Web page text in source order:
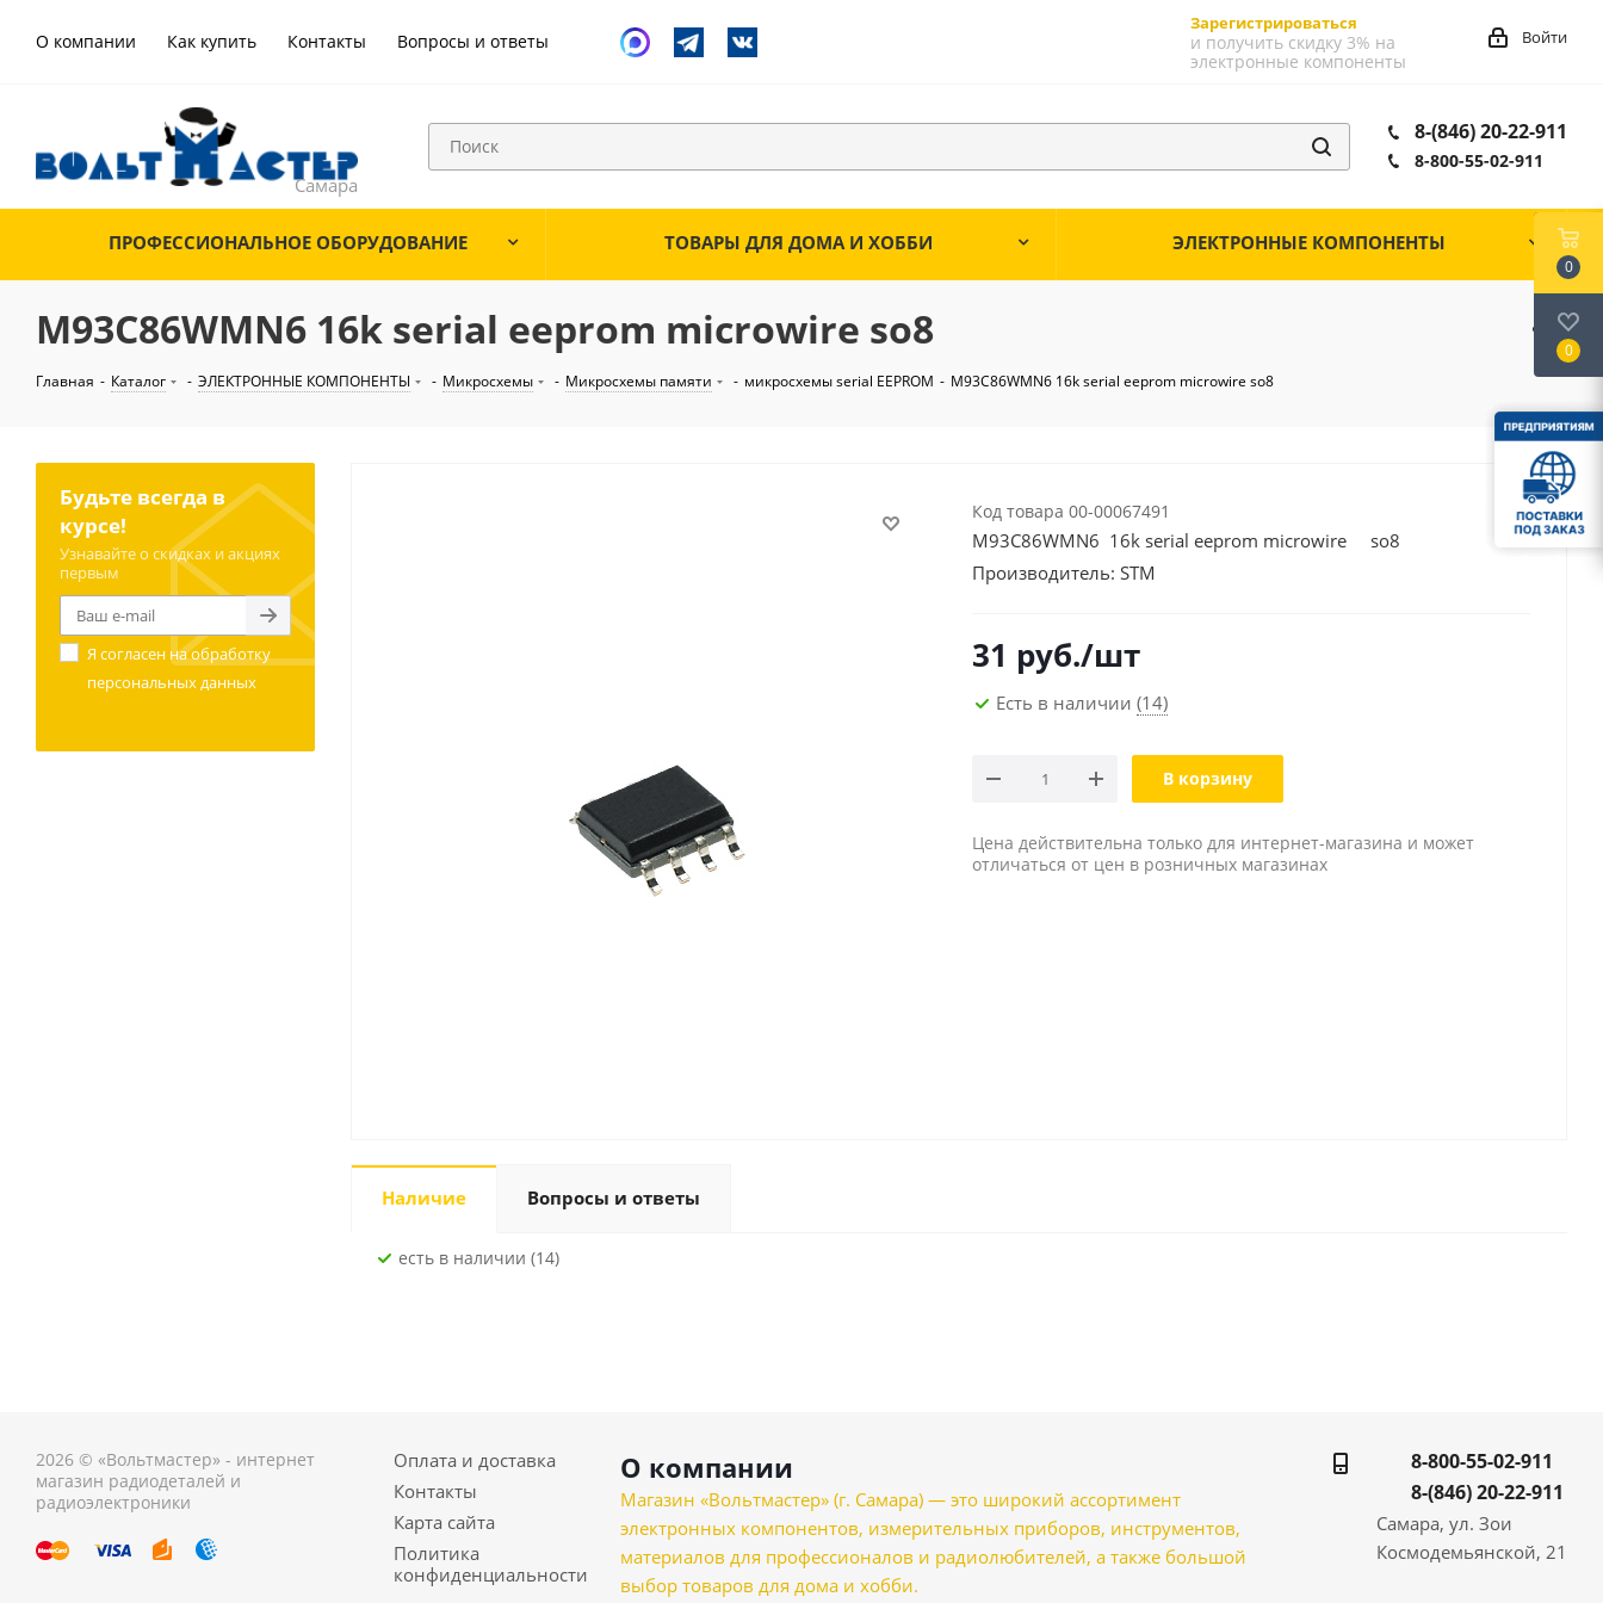
О компании Как купить Контакты Вопросы и ответы
Зарегистрироваться
и получить скидку 3% на
электронные компоненты
Войти
8-(846) 20-22-911
8-800-55-02-911
ПРОФЕССИОНАЛЬНОЕ ОБОРУДОВАНИЕ ТОВАРЫ ДЛЯ ДОМА И ХОББИ ЭЛЕКТРОННЫЕ КОМПОНЕНТЫ
M93C86WMN6 16k serial eeprom microwire so8
Главная - Каталог - ЭЛЕКТРОННЫЕ КОМПОНЕНТЫ - Микросхемы - Микросхемы памяти - микросхемы serial EEPROM - M93C86WMN6 16k serial eeprom microwire so8
Код товара 00-00067491
M93C86WMN6 16k serial eeprom microwire so8
Производитель: STM
31 руб./шт
Есть в наличии (14)
В корзину
Цена действительна только для интернет-магазина и может
отличаться от цен в розничных магазинах
Наличие Вопросы и ответы
Есть в наличии (14)
Будьте всегда в
курсе!
Узнавайте о скидках и акциях
первым
Я согласен наобработку
персональных данных
2026 © «Вольтмастер» - интернет
магазин радиодеталей и
радиоэлектроники
Оплата и доставка
Контакты
Карта сайта
Политика
конфиденциальности
О компании
Магазин «Вольтмастер» (г. Самара) — это широкий ассортимент
электронных компонентов, измерительных приборов, инструментов,
материалов для профессионалов и радиолюбителей, а также большой
выбор товаров для дома и хобби.
8-800-55-02-911
8-(846) 20-22-911
Самара, ул. Зои
Космодемьянской, 21
0
0